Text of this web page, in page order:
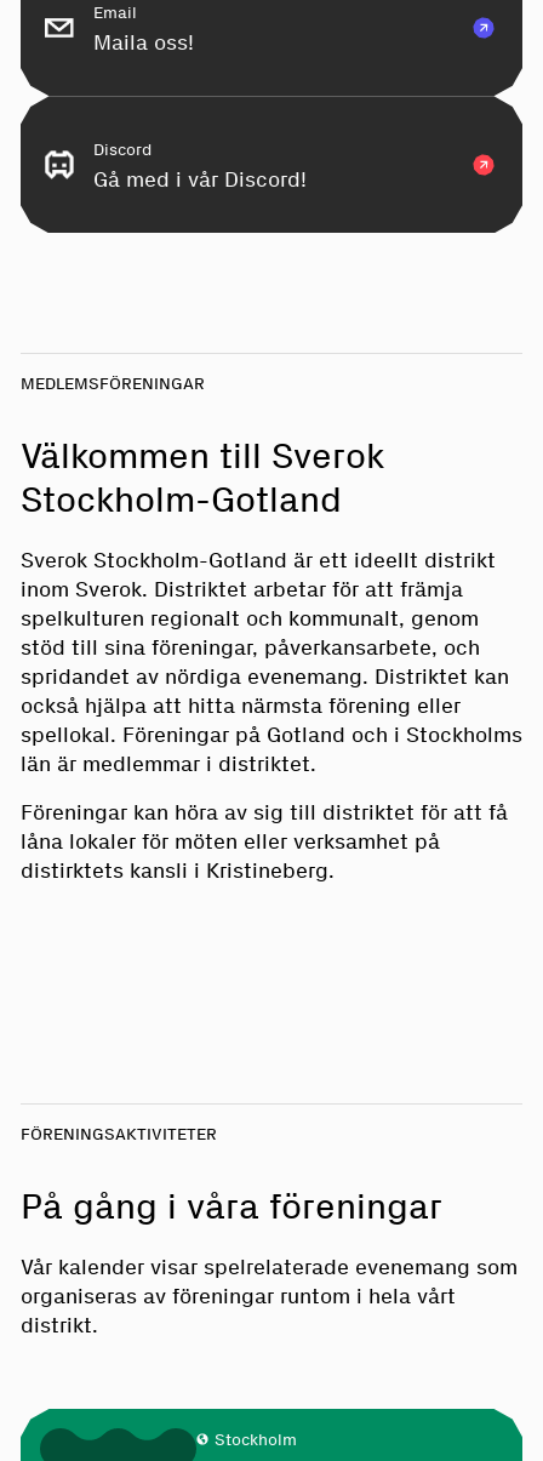
Email
Maila oss!
Discord
Gå med i vår Discord!
MEDLEMSFÖRENINGAR
Välkommen till Sverok
Stockholm-Gotland
Sverok Stockholm-Gotland är ett ideellt distrikt
inom Sverok. Distriktet arbetar för att främja
spelkulturen regionalt och kommunalt, genom
stöd till sina föreningar, påverkansarbete, och
spridandet av nördiga evenemang. Distriktet kan
också hjälpa att hitta närmsta förening eller
spellokal. Föreningar på Gotland och i Stockholms
län är medlemmar i distriktet.
Föreningar kan höra av sig till distriktet för att få
låna lokaler för möten eller verksamhet på
distirktets kansli i Kristineberg.
FÖRENINGSAKTIVITETER
På gång i våra föreningar
Vår kalender visar spelrelaterade evenemang som
organiseras av föreningar runtom i hela vårt
distrikt.
Stockholm